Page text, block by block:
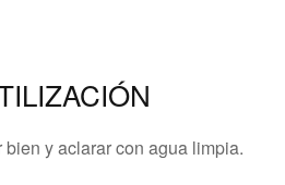
y aclarar con agua limpia.